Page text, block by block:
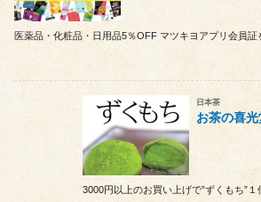
医薬品・化粧品・日用品5％OFF マツキヨアプリ会員
日本茶
お茶の喜光
3000円以上のお買い上げで”ずくもち”１